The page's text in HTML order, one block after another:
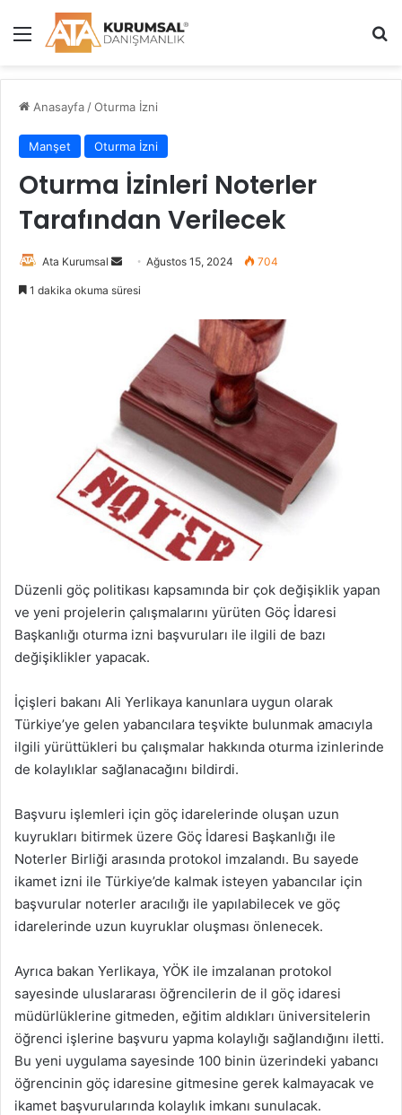
Menü
Anasayfa /Oturma İzni
Manşet Oturma İzni
Oturma İzinleri Noterler
Tarafından Verilecek
Ata Kurumsal
Bir
Ağustos 15, 2024 704
1 dakika okuma süresi
Düzenli göç politikası kapsamında bir çok değişiklik yapan
ve yeni projelerin çalışmalarını yürüten Göç İdaresi
Başkanlığı oturma izni başvuruları ile ilgili de bazı
değişiklikler yapacak.
İçişleri bakanı Ali Yerlikaya kanunlara uygun olarak
Türkiye’ye gelen yabancılara teşvikte bulunmak amacıyla
ilgili yürüttükleri bu çalışmalar hakkında oturma izinlerinde
de kolaylıklar sağlanacağını bildirdi.
Başvuru işlemleri için göç idarelerinde oluşan uzun
kuyrukları bitirmek üzere Göç İdaresi Başkanlığı ile
Noterler Birliği arasında protokol imzalandı. Bu sayede
ikamet izni ile Türkiye’de kalmak isteyen yabancılar için
başvurular noterler aracılığı ile yapılabilecek ve göç
idarelerinde uzun kuyruklar oluşması önlenecek.
Ayrıca bakan Yerlikaya, YÖK ile imzalanan protokol
sayesinde uluslararası öğrencilerin de il göç idaresi
müdürlüklerine gitmeden, eğitim aldıkları üniversitelerin
öğrenci işlerine başvuru yapma kolaylığı sağlandığını iletti.
Bu yeni uygulama sayesinde 100 binin üzerindeki yabancı
öğrencinin göç idaresine gitmesine gerek kalmayacak ve
ikamet başvurularında kolaylık imkanı sunulacak.